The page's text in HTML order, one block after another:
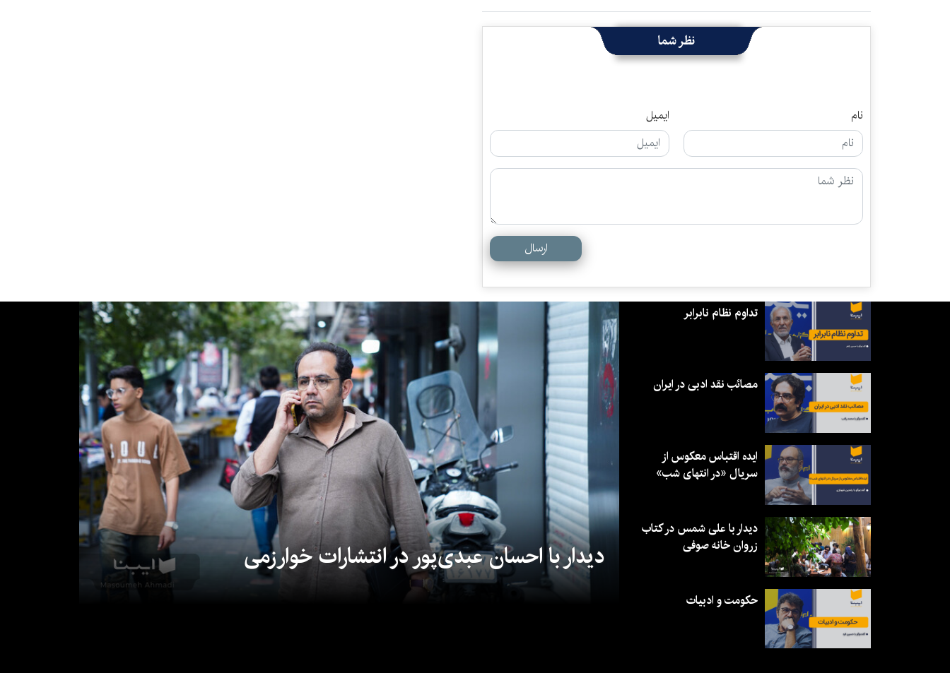
نظر شما
نام ایمیل
ارسال
دیدار با احسان عبدی‌پور در انتشارات خوارزمی
تداوم نظام نابرابر
مصائب نقد ادبی در ایران
ایده اقتباس معکوس از
سریال «در انتهای شب»
دیدار با علی شمس در کتاب
زروان خانه صوفی
حکومت و ادبیات